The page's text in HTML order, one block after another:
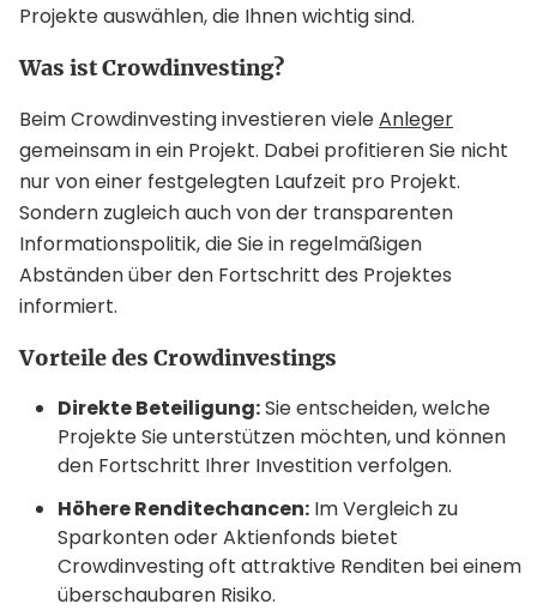
Projekte auswählen, die Ihnen wichtig sind.
Was ist Crowdinvesting?
Beim Crowdinvesting investieren vieleAnleger
gemeinsam in ein Projekt. Dabei profitieren Sie nicht
nur von einer festgelegten Laufzeit pro Projekt.
Sondern zugleich auch von der transparenten
Informationspolitik, die Sie in regelmäßigen
Abständen über den Fortschritt des Projektes
informiert.
Vorteile des Crowdinvestings
Direkte Beteiligung:Sie entscheiden, welche
Projekte Sie unterstützen möchten, und können
den Fortschritt Ihrer Investition verfolgen.
Höhere Renditechancen: Im Vergleich zu
Sparkonten oder Aktienfonds bietet
Crowdinvesting oft attraktive Renditen bei einem
überschaubaren Risiko.